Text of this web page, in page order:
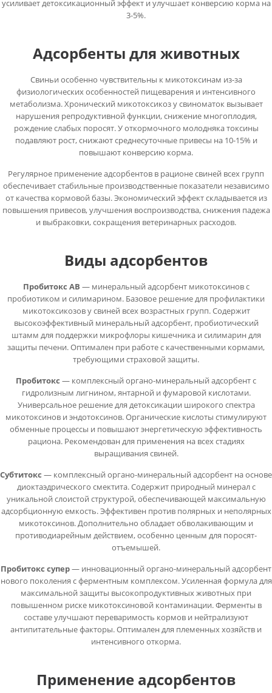
усиливает детоксикационный эффект и улучшает конверсию корма на
3-5%.
Адсорбенты для животных
Свиньи особенно чувствительны к микотоксинам из-за
физиологических особенностей пищеварения и интенсивного
метаболизма. Хронический микотоксикоз у свиноматок вызывает
нарушения репродуктивной функции, снижение многоплодия,
рождение слабых поросят. У откормочного молодняка токсины
подавляют рост, снижают среднесуточные привесы на 10-15% и
повышают конверсию корма.
Регулярное применение адсорбентов в рационе свиней всех групп
обеспечивает стабильные производственные показатели независимо
от качества кормовой базы. Экономический эффект складывается из
повышения привесов, улучшения воспроизводства, снижения падежа
и выбраковки, сокращения ветеринарных расходов.
Виды адсорбентов
Пробитокс АВ — минеральный адсорбент микотоксинов с
пробиотиком и силимарином. Базовое решение для профилактики
микотоксикозов у свиней всех возрастных групп. Содержит
высокоэффективный минеральный адсорбент, пробиотический
штамм для поддержки микрофлоры кишечника и силимарин для
защиты печени. Оптимален при работе с качественными кормами,
требующими страховой защиты.
Пробитокс — комплексный органо-минеральный адсорбент с
гидролизным лигнином, янтарной и фумаровой кислотами.
Универсальное решение для детоксикации широкого спектра
микотоксинов и эндотоксинов. Органические кислоты стимулируют
обменные процессы и повышают энергетическую эффективность
рациона. Рекомендован для применения на всех стадиях
выращивания свиней.
Субтитокс — комплексный органо-минеральный адсорбент на основе
диоктаэдрического смектита. Содержит природный минерал с
уникальной слоистой структурой, обеспечивающей максимальную
адсорбционную емкость. Эффективен против полярных и неполярных
микотоксинов. Дополнительно обладает обволакивающим и
противодиарейным действием, особенно ценным для поросят-
отъемышей.
Пробитокс супер— инновационный органо-минеральный адсорбент
нового поколения с ферментным комплексом. Усиленная формула для
максимальной защиты высокопродуктивных животных при
повышенном риске микотоксиновой контаминации. Ферменты в
составе улучшают переваримость кормов и нейтрализуют
антипитательные факторы. Оптимален для племенных хозяйств и
интенсивного откорма.
Применение адсорбентов